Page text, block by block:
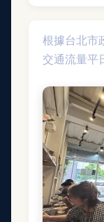
根據台北市
交通流量平